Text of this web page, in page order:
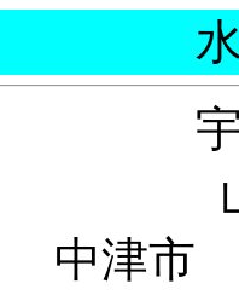
中津市